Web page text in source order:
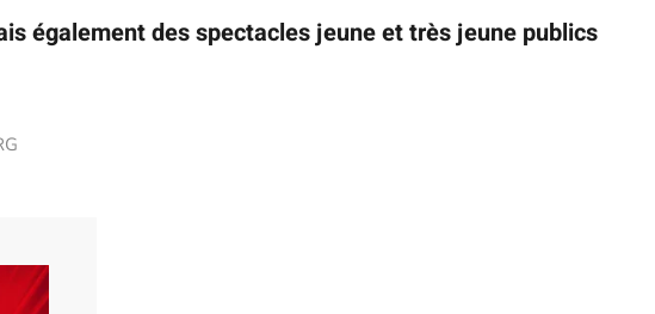
également des spectacles jeune et très jeune publics